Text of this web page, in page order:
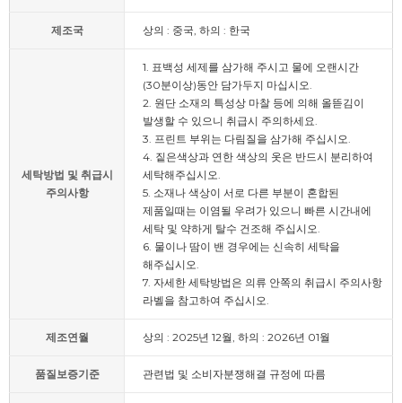
제조국 상의 : 중국, 하의 : 한국
세탁방법 및 취급시
주의사항
1. 표백성 세제를 삼가해 주시고 물에 오랜시간
(30분이상)동안 담가두지 마십시오.
2. 원단 소재의 특성상 마찰 등에 의해 올뜯김이
발생할 수 있으니 취급시 주의하세요.
3. 프린트 부위는 다림질을 삼가해 주십시오.
4. 짙은색상과 연한 색상의 옷은 반드시 분리하여
세탁해주십시오.
5. 소재나 색상이 서로 다른 부분이 혼합된
제품일때는 이염될 우려가 있으니 빠른 시간내에
세탁 및 약하게 탈수 건조해 주십시오.
6. 물이나 땀이 밴 경우에는 신속히 세탁을
해주십시오.
7. 자세한 세탁방법은 의류 안쪽의 취급시 주의사항
라벨을 참고하여 주십시오.
제조연월 상의 : 2025년 12월, 하의 : 2026년 01월
품질보증기준 관련법 및 소비자분쟁해결 규정에 따름